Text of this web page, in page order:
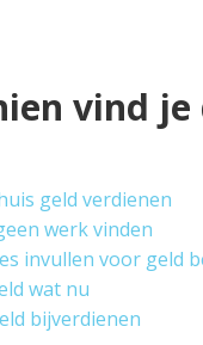
vind
geld verdienen
werk vinden
invullen voor geld
wat nu
bijverdienen